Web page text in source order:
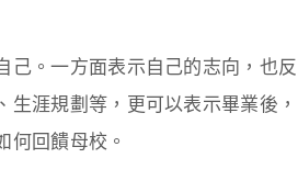
己。一方面表示自己的志向，也反
涯規劃等，更可以表示畢業後，
何回饋母校。